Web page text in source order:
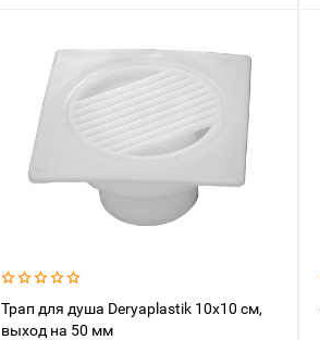
Трап для душа Deryaplastik 10x10 см,
выход на 50 мм